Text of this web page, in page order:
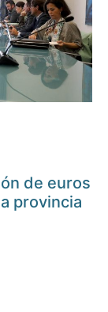
de euros
provincia